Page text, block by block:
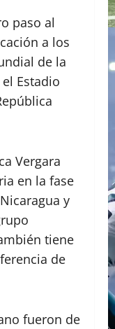
paso al
a los
de la
Estadio
Vergara
en la fase
y
tiene
de
fueron de